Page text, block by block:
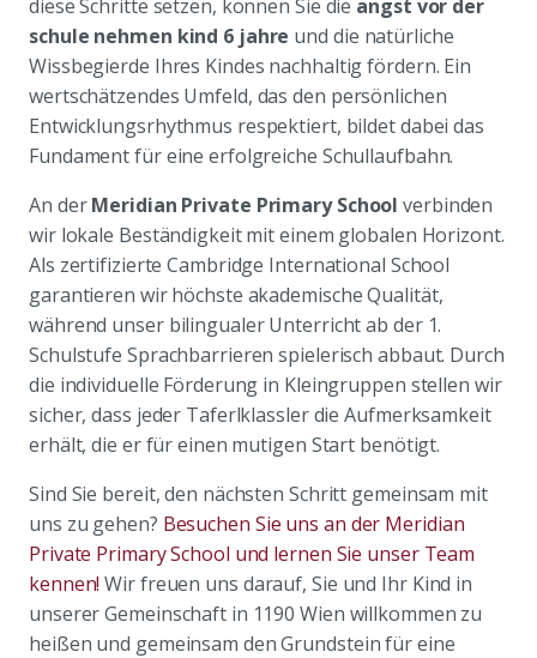
diese Schritte setzen, können Sie die angst vor der
schule nehmen kind 6 jahre und die natürliche
Wissbegierde Ihres Kindes nachhaltig fördern. Ein
wertschätzendes Umfeld, das den persönlichen
Entwicklungsrhythmus respektiert, bildet dabei das
Fundament für eine erfolgreiche Schullaufbahn.
An derMeridian Private Primary School verbinden
wir lokale Beständigkeit mit einem globalen Horizont.
Als zertifizierte Cambridge International School
garantieren wir höchste akademische Qualität,
während unser bilingualer Unterricht ab der 1.
Schulstufe Sprachbarrieren spielerisch abbaut. Durch
die individuelle Förderung in Kleingruppen stellen wir
sicher, dass jeder Taferlklassler die Aufmerksamkeit
erhält, die er für einen mutigen Start benötigt.
Sind Sie bereit, den nächsten Schritt gemeinsam mit
uns zu gehen? Besuchen Sie uns an der Meridian
Private Primary School und lernen Sie unser Team
kennen! Wir freuen uns darauf, Sie und Ihr Kind in
unserer Gemeinschaft in 1190 Wien willkommen zu
heißen und gemeinsam den Grundstein für eine